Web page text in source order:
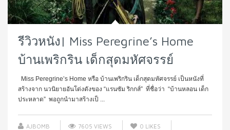
รีวิวหนัง| Miss Peregrine’s Home
บ้านเพริกริน เด็กสุดมหัศจรรย์
Miss Peregrine’s Home หรือ บ้านเพริกริน เด็กสุดมหัศจรรย์ เป็นหนังที่
สร้างจาก นวนิยายอันโด่งดังของ “แรนซัม ริกกส์” ที่ชื่อว่า “บ้านหลอน เด็ก
ประหลาด” พอถูกนำมาสร้างเป็ ...
AJBOMB 7605 VIEWS 0 LIKES